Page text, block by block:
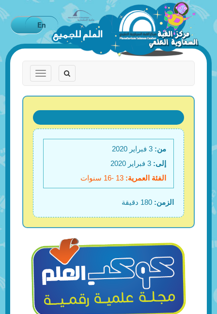
En
Toggle
navigation
Toggle
navigation
من: 3 فبراير 2020
إلى:3 فبراير 2020
الفئة العمرية:13 -16 سنوات
الزمن: 180 دقيقة